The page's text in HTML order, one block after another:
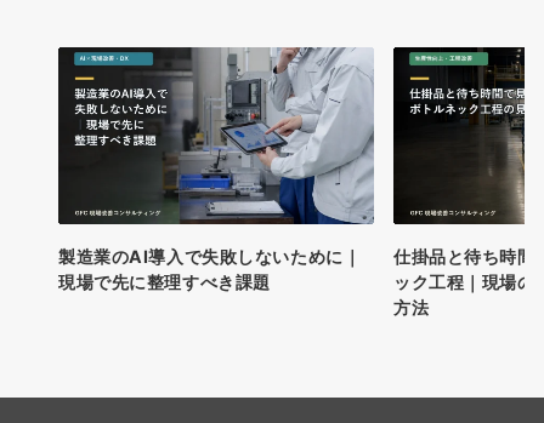
製造業のAI導入で失敗しないために｜
現場で先に整理すべき課題
仕掛品と待ち時間
ック工程｜現場の
方法